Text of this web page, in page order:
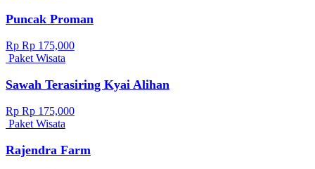
Puncak Proman
Rp Rp 175,000
Paket Wisata
Sawah Terasiring Kyai Alihan
Rp Rp 175,000
Paket Wisata
Rajendra Farm